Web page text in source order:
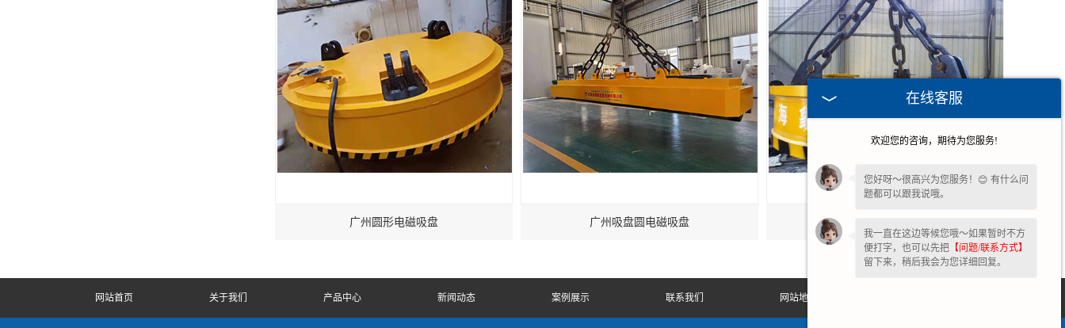
广州圆形电磁吸盘 广州吸盘圆电磁吸盘 广州起重圆形电磁吸盘
网站首页 关于我们 产品中心 新闻动态 案例展示 联系我们 网站地图
在线客服
欢迎您的咨询，期待为您服务!
您好呀～很高兴为您服务！😊 有什么问
题都可以跟我说哦。
我一直在这边等候您哦～如果暂时不方
便打字，也可以先把 【问题/联系方式】
留下来，稍后我会为您详细回复。